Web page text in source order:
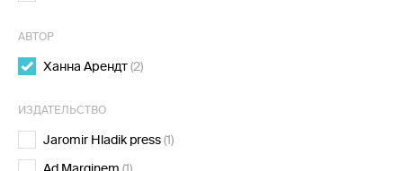
АВТОР
Ханна Арендт(2)
ИЗДАТЕЛЬСТВО
Jaromir Hladik press(1)